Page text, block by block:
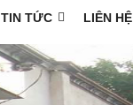
TIN TỨC LIÊN HỆ